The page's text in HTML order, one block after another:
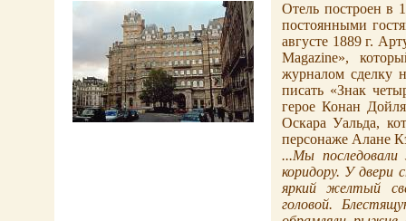
Отель построен в
постоянными
августе 1889 г.
Magazine»,
журналом сделку
писать «Знак
герое Конан
Оскара Уальда,
персонаже Алане
...Мы последовали
коридору. У двери
яркий
желтый
головой.